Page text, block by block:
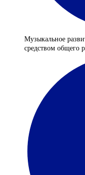
Музыкальное
средством общего